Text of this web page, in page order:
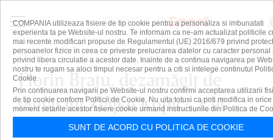
Florin Bratu, dezamăgit de
elevii lui Zeljko Kopic: „Cel
mai slab meci al sezonului
COMPANIA utilizeaza fisiere de tip cookie pentru a personaliza si imbunatati
experienta ta pe Website-ul nostru. Te informam ca ne-am actualizat politicile
mai recente modificari propuse de Regulamentul (UE) 2016/679 privind
persoanelor fizice in ceea ce priveste prelucrarea datelor cu caracter personal
privind libera circulatie a acestor date. Inainte de a continua navigarea pe
nostru te rugam sa aloci timpul necesar pentru a citi si intelege continutul
Cookie.
Prin continuarea navigarii pe Website-ul nostru confirmi acceptarea utilizarii
de tip cookie conform Politicii de Cookie. Nu uita totusi ca poti modifica in orice
moment setarile acestor fisiere cookie urmand instructiunile din Politica de
SUNT DE ACORD CU POLITICA DE COOKIE